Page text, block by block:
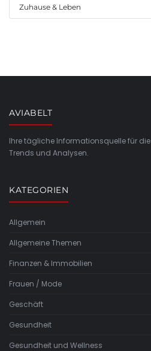
Zuhause & Leben
AVIABELT
Ihre tägliche Informationsquelle für
Trends und Analysen.
KATEGORIEN
Allgemein
Allgemeine Themen
Finanzen & Immobilien
Frauen / Mode
Geschäft
Gesundheit
Gesundheit und Wellness